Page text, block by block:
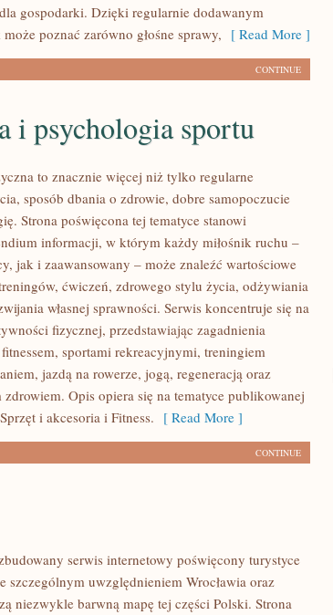
gospodarki. Dzięki regularnie dodawanym
poznać zarówno głośne sprawy, [ Read More ]
CONTINUE
i psychologia sportu
to znacznie więcej niż tylko regularne
sposób dbania o zdrowie, dobre samopoczucie
Strona poświęcona tej tematyce stanowi
informacji, w którym każdy miłośnik ruchu –
jak i zaawansowany – może znaleźć wartościowe
ćwiczeń, zdrowego stylu życia, odżywiania
własnej sprawności. Serwis koncentruje się na
fizycznej, przedstawiając zagadnienia
sportami rekreacyjnymi, treningiem
jazdą na rowerze, jogą, regeneracją oraz
Opis opiera się na tematyce publikowanej
i akcesoria i Fitness. [ Read More ]
CONTINUE
serwis internetowy poświęcony turystyce
szczególnym uwzględnieniem Wrocławia oraz
niezwykle barwną mapę tej części Polski. Strona